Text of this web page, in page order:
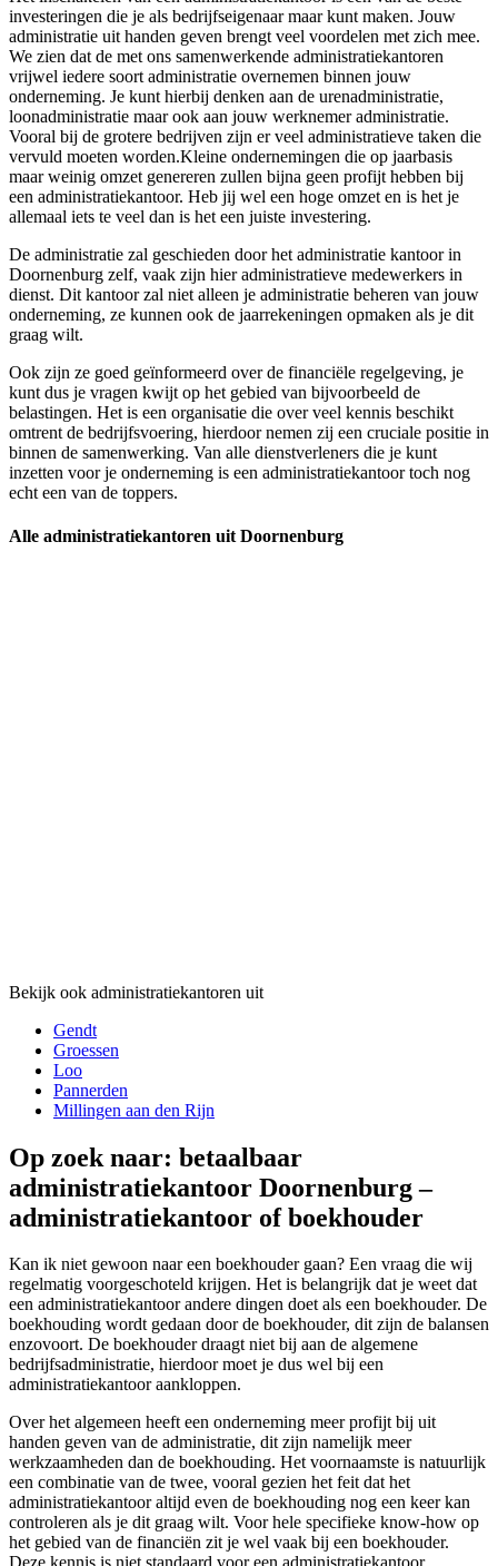
investeringen die je als bedrijfseigenaar maar kunt maken. Jouw
administratie uit handen geven brengt veel voordelen met zich mee.
We zien dat de met ons samenwerkende administratiekantoren
vrijwel iedere soort administratie overnemen binnen jouw
onderneming. Je kunt hierbij denken aan de urenadministratie,
loonadministratie maar ook aan jouw werknemer administratie.
Vooral bij de grotere bedrijven zijn er veel administratieve taken die
vervuld moeten worden.Kleine ondernemingen die op jaarbasis
maar weinig omzet genereren zullen bijna geen profijt hebben bij
een administratiekantoor. Heb jij wel een hoge omzet en is het je
allemaal iets te veel dan is het een juiste investering.
De administratie zal geschieden door het administratie kantoor in
Doornenburg zelf, vaak zijn hier administratieve medewerkers in
dienst. Dit kantoor zal niet alleen je administratie beheren van jouw
onderneming, ze kunnen ook de jaarrekeningen opmaken als je dit
graag wilt.
Ook zijn ze goed geïnformeerd over de financiële regelgeving, je
kunt dus je vragen kwijt op het gebied van bijvoorbeeld de
belastingen. Het is een organisatie die over veel kennis beschikt
omtrent de bedrijfsvoering, hierdoor nemen zij een cruciale positie in
binnen de samenwerking. Van alle dienstverleners die je kunt
inzetten voor je onderneming is een administratiekantoor toch nog
echt een van de toppers.
Alle administratiekantoren uit Doornenburg
Bekijk ook administratiekantoren uit
Gendt
Groessen
Loo
Pannerden
Millingen aan den Rijn
Op zoek naar: betaalbaar
administratiekantoor Doornenburg –
administratiekantoor of boekhouder
Kan ik niet gewoon naar een boekhouder gaan? Een vraag die wij
regelmatig voorgeschoteld krijgen. Het is belangrijk dat je weet dat
een administratiekantoor andere dingen doet als een boekhouder. De
boekhouding wordt gedaan door de boekhouder, dit zijn de balansen
enzovoort. De boekhouder draagt niet bij aan de algemene
bedrijfsadministratie, hierdoor moet je dus wel bij een
administratiekantoor aankloppen.
Over het algemeen heeft een onderneming meer profijt bij uit
handen geven van de administratie, dit zijn namelijk meer
werkzaamheden dan de boekhouding. Het voornaamste is natuurlijk
een combinatie van de twee, vooral gezien het feit dat het
administratiekantoor altijd even de boekhouding nog een keer kan
controleren als je dit graag wilt. Voor hele specifieke know-how op
het gebied van de financiën zit je wel vaak bij een boekhouder.